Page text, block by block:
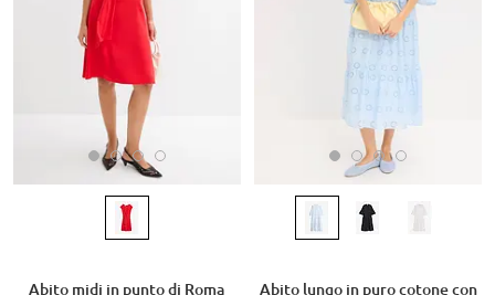
Abito midi in punto di Roma
Abito lungo in puro cotone con